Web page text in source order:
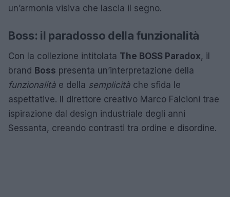
un’armonia visiva che lascia il segno.
Boss: il paradosso della funzionalità
Con la collezione intitolata The BOSS Paradox, il
brand Boss presenta un’interpretazione della
funzionalità e della semplicità che sfida le
aspettative. Il direttore creativo Marco Falcioni trae
ispirazione dal design industriale degli anni
Sessanta, creando contrasti tra ordine e disordine.